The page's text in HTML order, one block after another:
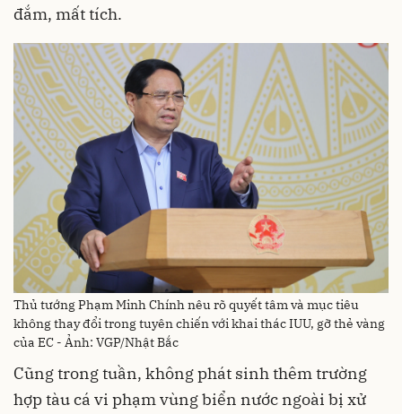
đắm, mất tích.
Thủ tướng Phạm Minh Chính nêu rõ quyết tâm và mục tiêu
không thay đổi trong tuyên chiến với khai thác IUU, gỡ thẻ vàng
của EC - Ảnh: VGP/Nhật Bắc
Cũng trong tuần, không phát sinh thêm trường
hợp tàu cá vi phạm vùng biển nước ngoài bị xử